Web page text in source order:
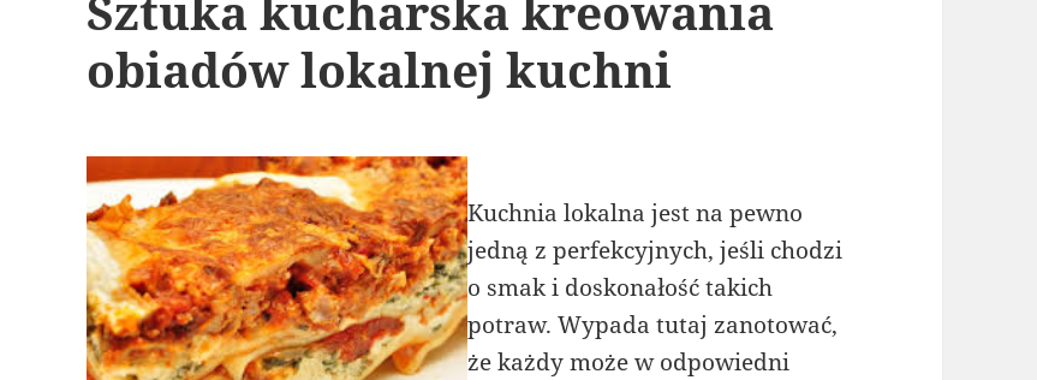
obiadów lokalnej kuchni
Kuchnia lokalna jest na pewno
jedną z perfekcyjnych, jeśli chodzi
o smak i doskonałość takich
potraw. Wypada tutaj zanotować,
że każdy może w odpowiedni